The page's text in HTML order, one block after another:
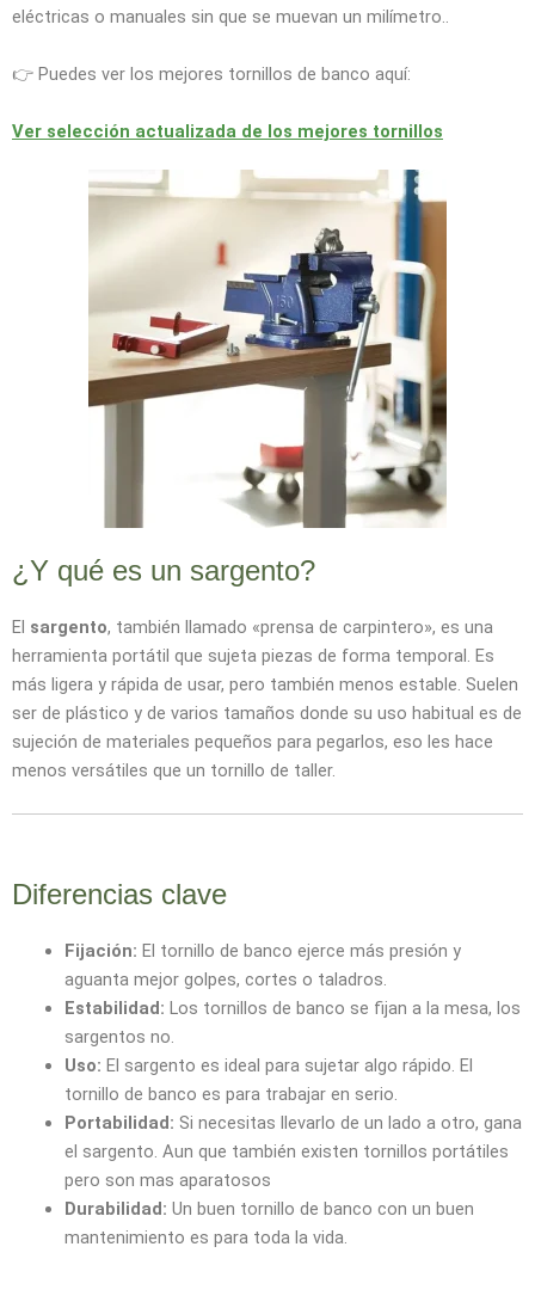
eléctricas o manuales sin que se muevan un milímetro..
👉 Puedes ver los mejores tornillos de banco aquí:
Ver selección actualizada de los mejores tornillos
¿Y qué es un sargento?
El sargento, también llamado «prensa de carpintero», es una
herramienta portátil que sujeta piezas de forma temporal. Es
más ligera y rápida de usar, pero también menos estable. Suelen
ser de plástico y de varios tamaños donde su uso habitual es de
sujeción de materiales pequeños para pegarlos, eso les hace
menos versátiles que un tornillo de taller.
Diferencias clave
Fijación: El tornillo de banco ejerce más presión y
aguanta mejor golpes, cortes o taladros.
Estabilidad: Los tornillos de banco se fijan a la mesa, los
sargentos no.
Uso: El sargento es ideal para sujetar algo rápido. El
tornillo de banco es para trabajar en serio.
Portabilidad: Si necesitas llevarlo de un lado a otro, gana
el sargento. Aun que también existen tornillos portátiles
pero son mas aparatosos
Durabilidad: Un buen tornillo de banco con un buen
mantenimiento es para toda la vida.